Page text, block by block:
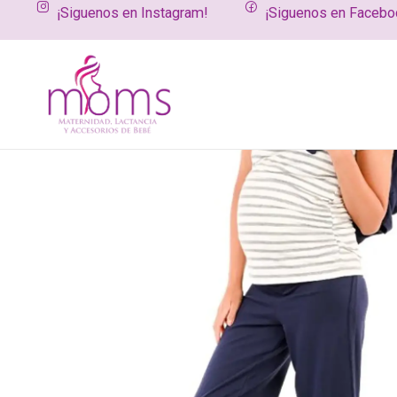
¡Siguenos en Instagram! ¡Siguenos en
Productos Vestuario maternal y de lactancia